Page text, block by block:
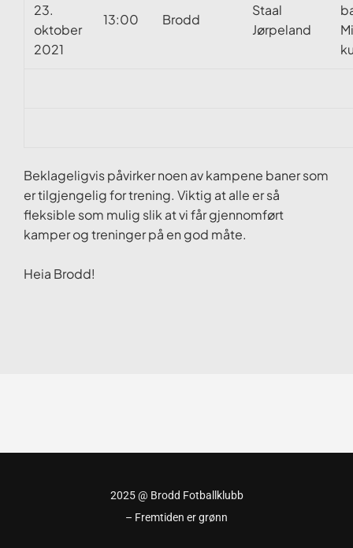
23.
oktober
2021
13:00 Brodd
Staal
Jørpeland
Beklageligvis påvirker noen av kampene baner som
er tilgjengelig for trening. Viktig at alle er så
fleksible som mulig slik at vi får gjennomført
kamper og treninger på en god måte.
Heia Brodd!
2025 @ Brodd Fotballklubb
– Fremtiden er grønn